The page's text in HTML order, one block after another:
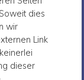
dies
wir
Link
dieser